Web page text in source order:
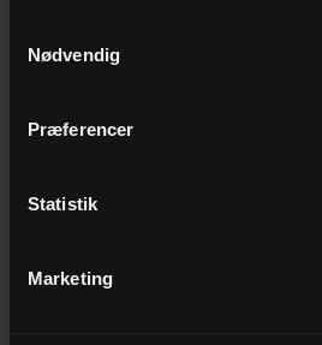
Nødvendig
Præferencer
Statistik
Marketing